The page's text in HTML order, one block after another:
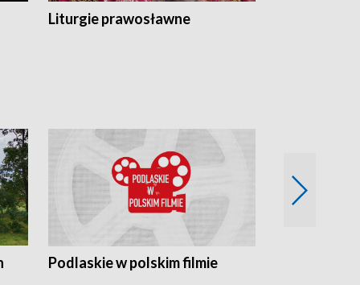
Liturgie prawosławne
Podlaskie w polskim filmie